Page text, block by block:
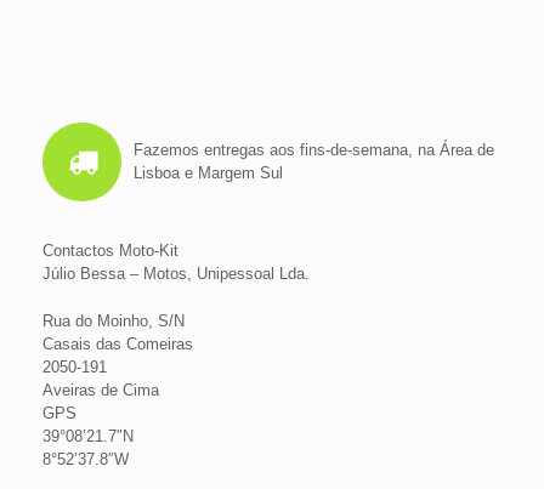
Fazemos entregas aos fins-de-semana, na Área de
Lisboa e Margem Sul
Contactos Moto-Kit
Júlio Bessa – Motos, Unipessoal Lda.
Rua do Moinho, S/N
Casais das Comeiras
2050-191
Aveiras de Cima
GPS
39°08’21.7″N
8°52’37.8″W